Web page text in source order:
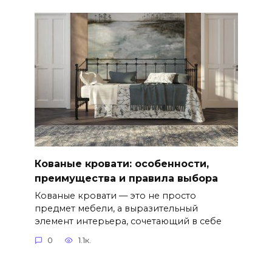
Кованые кровати: особенности,
преимущества и правила выбора
Кованые кровати — это не просто
предмет мебели, а выразительный
элемент интерьера, сочетающий в себе
0 1.1к.